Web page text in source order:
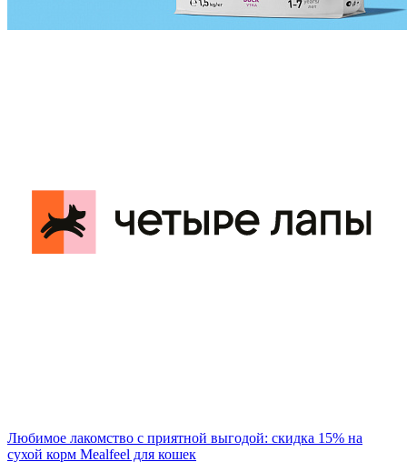
Любимое лакомство с приятной выгодой: скидка 15% на
сухой корм Mealfeel для кошек